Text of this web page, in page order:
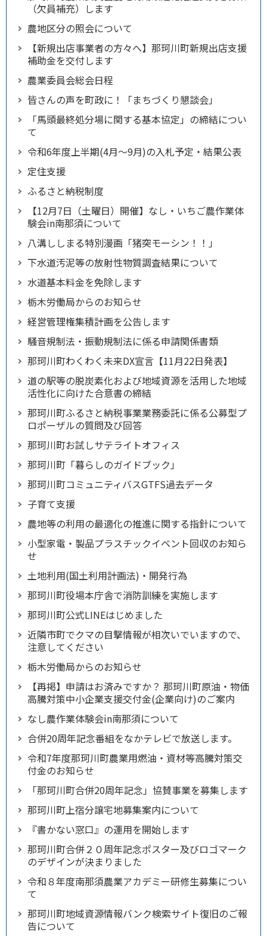
（欠員補充）します
農地区分の照会について
【新規出店事業者の方々へ】那珂川町新規出店支援
補助金を交付します
農業委員会総会日程
皆さんの声を町政に！「まちづくり懇談会」
「馬頭最終処分場に関する基本協定」の締結につい
て
令和6年度上半期(4月～9月)の入札予定・結果公表
定住支援
ふるさと納税制度
【12月7日（土曜日）開催】なし・いちご農作業体
験会in南那須について
八溝ししまる特別漫画「猪突モーシン！！」
下水道汚泥等の放射性物質調査結果について
水道基本料金を免除します
栃木労働局からのお知らせ
経営管理権集積計画を公告します
騒音規制法・振動規制法に係る申請関係書類
那珂川町わくわく未来DX宣言【11月22日発表】
道の駅等の脱炭素化および地域資源を活用した地域
活性化に向けた合意書の締結
那珂川町ふるさと納税事業業務委託に係る公募型プ
ロポーザルの質問及び回答
那珂川町お試しサテライトオフィス
那珂川町「暮らしのガイドブック」
那珂川町コミュニティバスGTFS過去データ
子育て支援
農地等の利用の最適化の推進に関する指針について
小型家電・製品プラスチックイベント回収のお知ら
せ
土地利用(国土利用計画法)・開発行為
那珂川町役場本庁舎で消防訓練を実施します
那珂川町公式LINEはじめました
近隣市町でクマの目撃情報が相次いでいますので、
注意してください
栃木労働局からのお知らせ
【再掲】申請はお済みですか？ 那珂川町原油・物価
高騰対策中小企業支援交付金(企業向け)のご案内
なし農作業体験会in南那須について
合併20周年記念番組をなかテレビで放送します。
令和7年度那珂川町農業用燃油・資材等高騰対策交
付金のお知らせ
「那珂川町合併20周年記念」協賛事業を募集します
那珂川町上宿分譲宅地募集案内について
『書かない窓口』の運用を開始します
那珂川町合併２０周年記念ポスター及びロゴマーク
のデザインが決まりました
令和８年度南那須農業アカデミー研修生募集につい
て
那珂川町地域資源情報バンク検索サイト復旧のご報
告について